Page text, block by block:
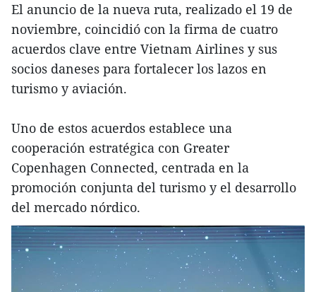
El anuncio de la nueva ruta, realizado el 19 de
noviembre, coincidió con la firma de cuatro
acuerdos clave entre Vietnam Airlines y sus
socios daneses para fortalecer los lazos en
turismo y aviación.
Uno de estos acuerdos establece una
cooperación estratégica con Greater
Copenhagen Connected, centrada en la
promoción conjunta del turismo y el desarrollo
del mercado nórdico.